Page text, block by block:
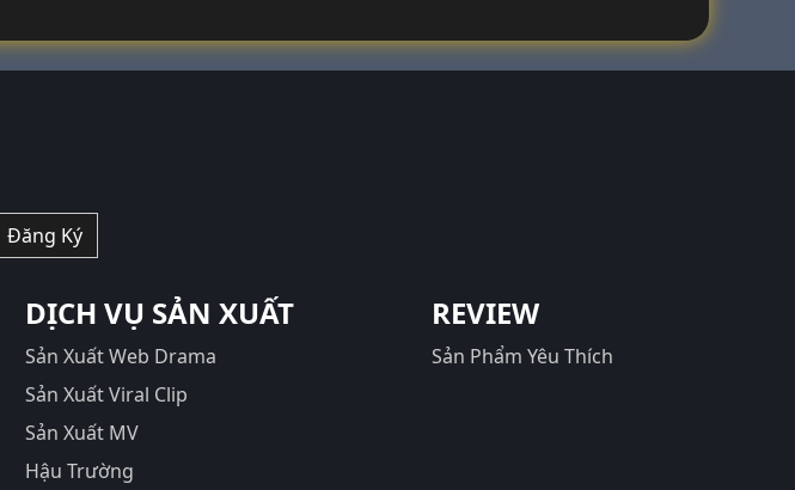
Đăng Ký
DỊCH VỤ SẢN XUẤT
Sản Xuất Web Drama
Sản Xuất Viral Clip
Sản Xuất MV
Hậu Trường
REVIEW
Sản Phẩm Yêu Thích